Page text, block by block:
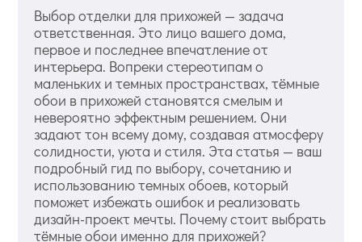
Выбор отделки для прихожей — задача
ответственная. Это лицо вашего дома,
первое и последнее впечатление от
интерьера. Вопреки стереотипам о
маленьких и темных пространствах, тёмные
обои в прихожей становятся смелым и
невероятно эффектным решением. Они
задают тон всему дому, создавая атмосферу
солидности, уюта и стиля. Эта статья — ваш
подробный гид по выбору, сочетанию и
использованию темных обоев, который
поможет избежать ошибок и реализовать
дизайн-проект мечты. Почему стоит выбрать
тёмные обои именно для прихожей?